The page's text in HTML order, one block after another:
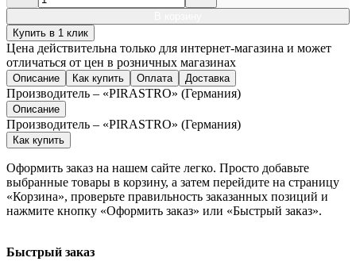
Купить в 1 клик
Цена действительна только для интернет-магазина и может
отличаться от цен в розничных магазинах
Описание Как купить Оплата Доставка
Производитель – «PIRASTRO» (Германия)
Описание
Производитель – «PIRASTRO» (Германия)
Как купить
Оформить заказ на нашем сайте легко. Просто добавьте
выбранные товары в корзину, а затем перейдите на страницу
«Корзина», проверьте правильность заказанных позиций и
нажмите кнопку «Оформить заказ» или «Быстрый заказ».
Быстрый заказ